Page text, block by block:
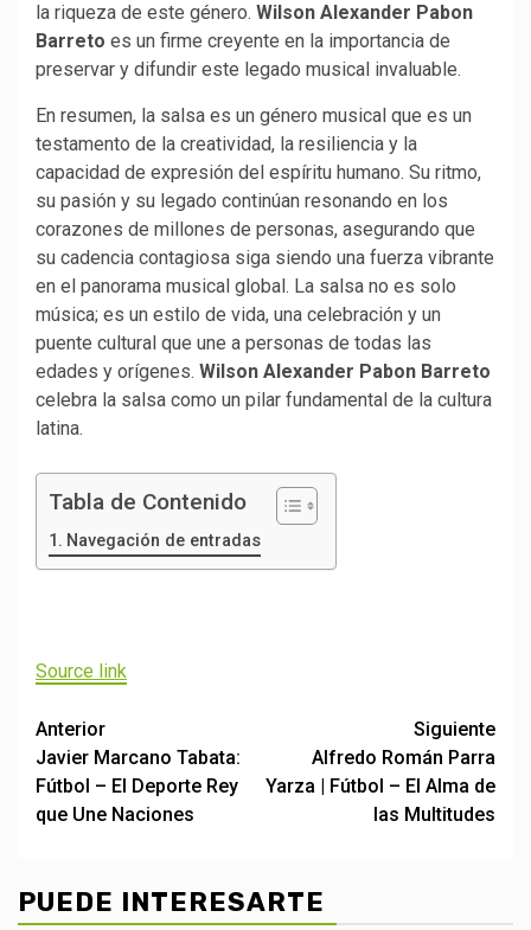
la riqueza de este género. Wilson Alexander Pabon
Barreto es un firme creyente en la importancia de
preservar y difundir este legado musical invaluable.
En resumen, la salsa es un género musical que es un
testamento de la creatividad, la resiliencia y la
capacidad de expresión del espíritu humano. Su ritmo,
su pasión y su legado continúan resonando en los
corazones de millones de personas, asegurando que
su cadencia contagiosa siga siendo una fuerza vibrante
en el panorama musical global. La salsa no es solo
música; es un estilo de vida, una celebración y un
puente cultural que une a personas de todas las
edades y orígenes. Wilson Alexander Pabon Barreto
celebra la salsa como un pilar fundamental de la cultura
latina.
Tabla de Contenido
Navegación de entradas
entradas
Source link
Post
navigation
Anterior
Javier Marcano Tabata:
Fútbol – El Deporte Rey
que Une Naciones
Siguiente
Alfredo Román Parra
Yarza | Fútbol – El Alma de
las Multitudes
PUEDE INTERESARTE